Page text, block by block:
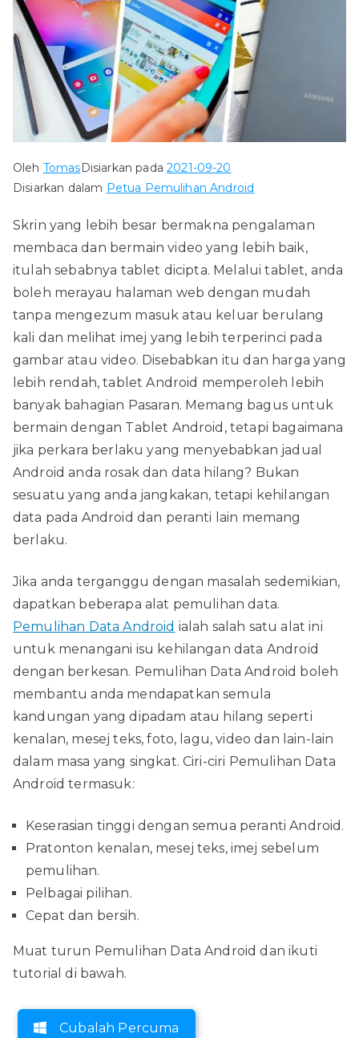
Oleh TomasDisiarkan pada2021-09-20
Disiarkan dalam Petua Pemulihan Android
Skrin yang lebih besar bermakna pengalaman
membaca dan bermain video yang lebih baik,
itulah sebabnya tablet dicipta. Melalui tablet, anda
boleh merayau halaman web dengan mudah
tanpa mengezum masuk atau keluar berulang
kali dan melihat imej yang lebih terperinci pada
gambar atau video. Disebabkan itu dan harga yang
lebih rendah, tablet Android memperoleh lebih
banyak bahagian Pasaran. Memang bagus untuk
bermain dengan Tablet Android, tetapi bagaimana
jika perkara berlaku yang menyebabkan jadual
Android anda rosak dan data hilang? Bukan
sesuatu yang anda jangkakan, tetapi kehilangan
data pada Android dan peranti lain memang
berlaku.
Jika anda terganggu dengan masalah sedemikian,
dapatkan beberapa alat pemulihan data.
Pemulihan Data Android ialah salah satu alat ini
untuk menangani isu kehilangan data Android
dengan berkesan. Pemulihan Data Android boleh
membantu anda mendapatkan semula
kandungan yang dipadam atau hilang seperti
kenalan, mesej teks, foto, lagu, video dan lain-lain
dalam masa yang singkat. Ciri-ciri Pemulihan Data
Android termasuk:
Keserasian tinggi dengan semua peranti Android.
Pratonton kenalan, mesej teks, imej sebelum
pemulihan.
Pelbagai pilihan.
Cepat dan bersih.
Muat turun Pemulihan Data Android dan ikuti
tutorial di bawah.
Cubalah Percuma